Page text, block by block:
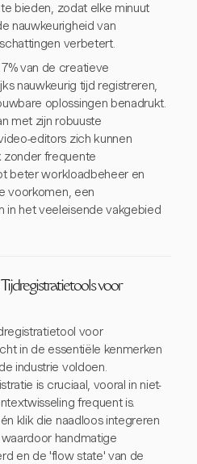
bieden, zodat elke minuut
nauwkeurigheid van
verbetert.
van de creatieve
nauwkeurig tijd registreren,
oplossingen benadrukt.
met zijn robuuste
editors zich kunnen
frequente
beter workloadbeheer en
voorkomen, een
in het veeleisende vakgebied
voor
voor
in de essentiële kenmerken
industrie voldoen.
is cruciaal, vooral in niet-
frequent is.
klik die naadloos integreren
handmatige
en de 'flow state' van de